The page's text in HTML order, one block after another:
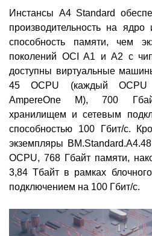
Инстансы A4 Standard
производительность на
способность памяти, чем
поколений OCI A1 и A2 с
доступны виртуальные
45 OCPU (каждый
AmpereOne M), 700
хранилищем и сетевым
способностью 100 Гбит/с.
экземпляры
OCPU, 768 Гбайт памяти,
3,84 Тбайт в рамках
подключением на 100 Гбит/с.